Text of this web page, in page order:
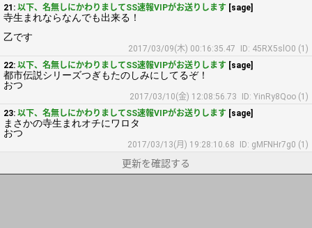
21: 以下、名無しにかわりましてSS速報VIPがお送りします [sage]
寺生まれならなんでも出来る！
乙です
2017/03/09(木) 00:16:35.47
ID: 45RX5slO0 (1)
22: 以下、名無しにかわりましてSS速報VIPがお送りします [sage]
都市伝説シリーズつぎもたのしみにしてるぞ！
おつ
2017/03/10(金) 12:08:56.73
ID: YinRy8Qoo (1)
23: 以下、名無しにかわりましてSS速報VIPがお送りします [sage]
まさかの寺生まれオチにワロタ
おつ
2017/03/13(月) 19:28:10.68 ID: gMFNHr7g0 (1)
更新を確認する